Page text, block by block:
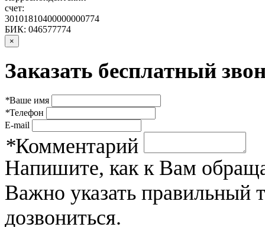
счет:
30101810400000000774
БИК: 046577774
×
Заказать бесплатный
*Ваше имя
*Телефон
E-mail
*Комментарий
Напишите, как к Вам
Важно указать
дозвониться.